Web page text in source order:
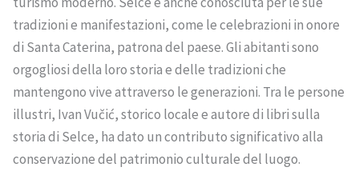
tradizioni e manifestazioni, come le celebrazioni in onore
di Santa Caterina, patrona del paese. Gli abitanti sono
orgogliosi della loro storia e delle tradizioni che
mantengono vive attraverso le generazioni. Tra le persone
illustri, Ivan Vučić, storico locale e autore di libri sulla
storia di Selce, ha dato un contributo significativo alla
conservazione del patrimonio culturale del luogo.